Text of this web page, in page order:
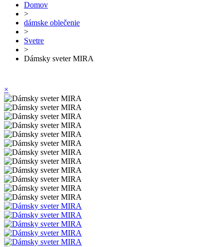
Domov
>
dámske oblečenie
>
Svetre
>
Dámsky sveter MIRA
×